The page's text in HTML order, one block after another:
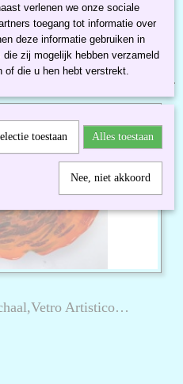
2 3 »
Artistico…
verlenen we onze sociale
toegang tot informatie over
deze informatie gebruiken in
zij mogelijk hebben verzameld
of die u hen hebt verstrekt.
toestaan Alles toestaan
Nee, niet akkoord